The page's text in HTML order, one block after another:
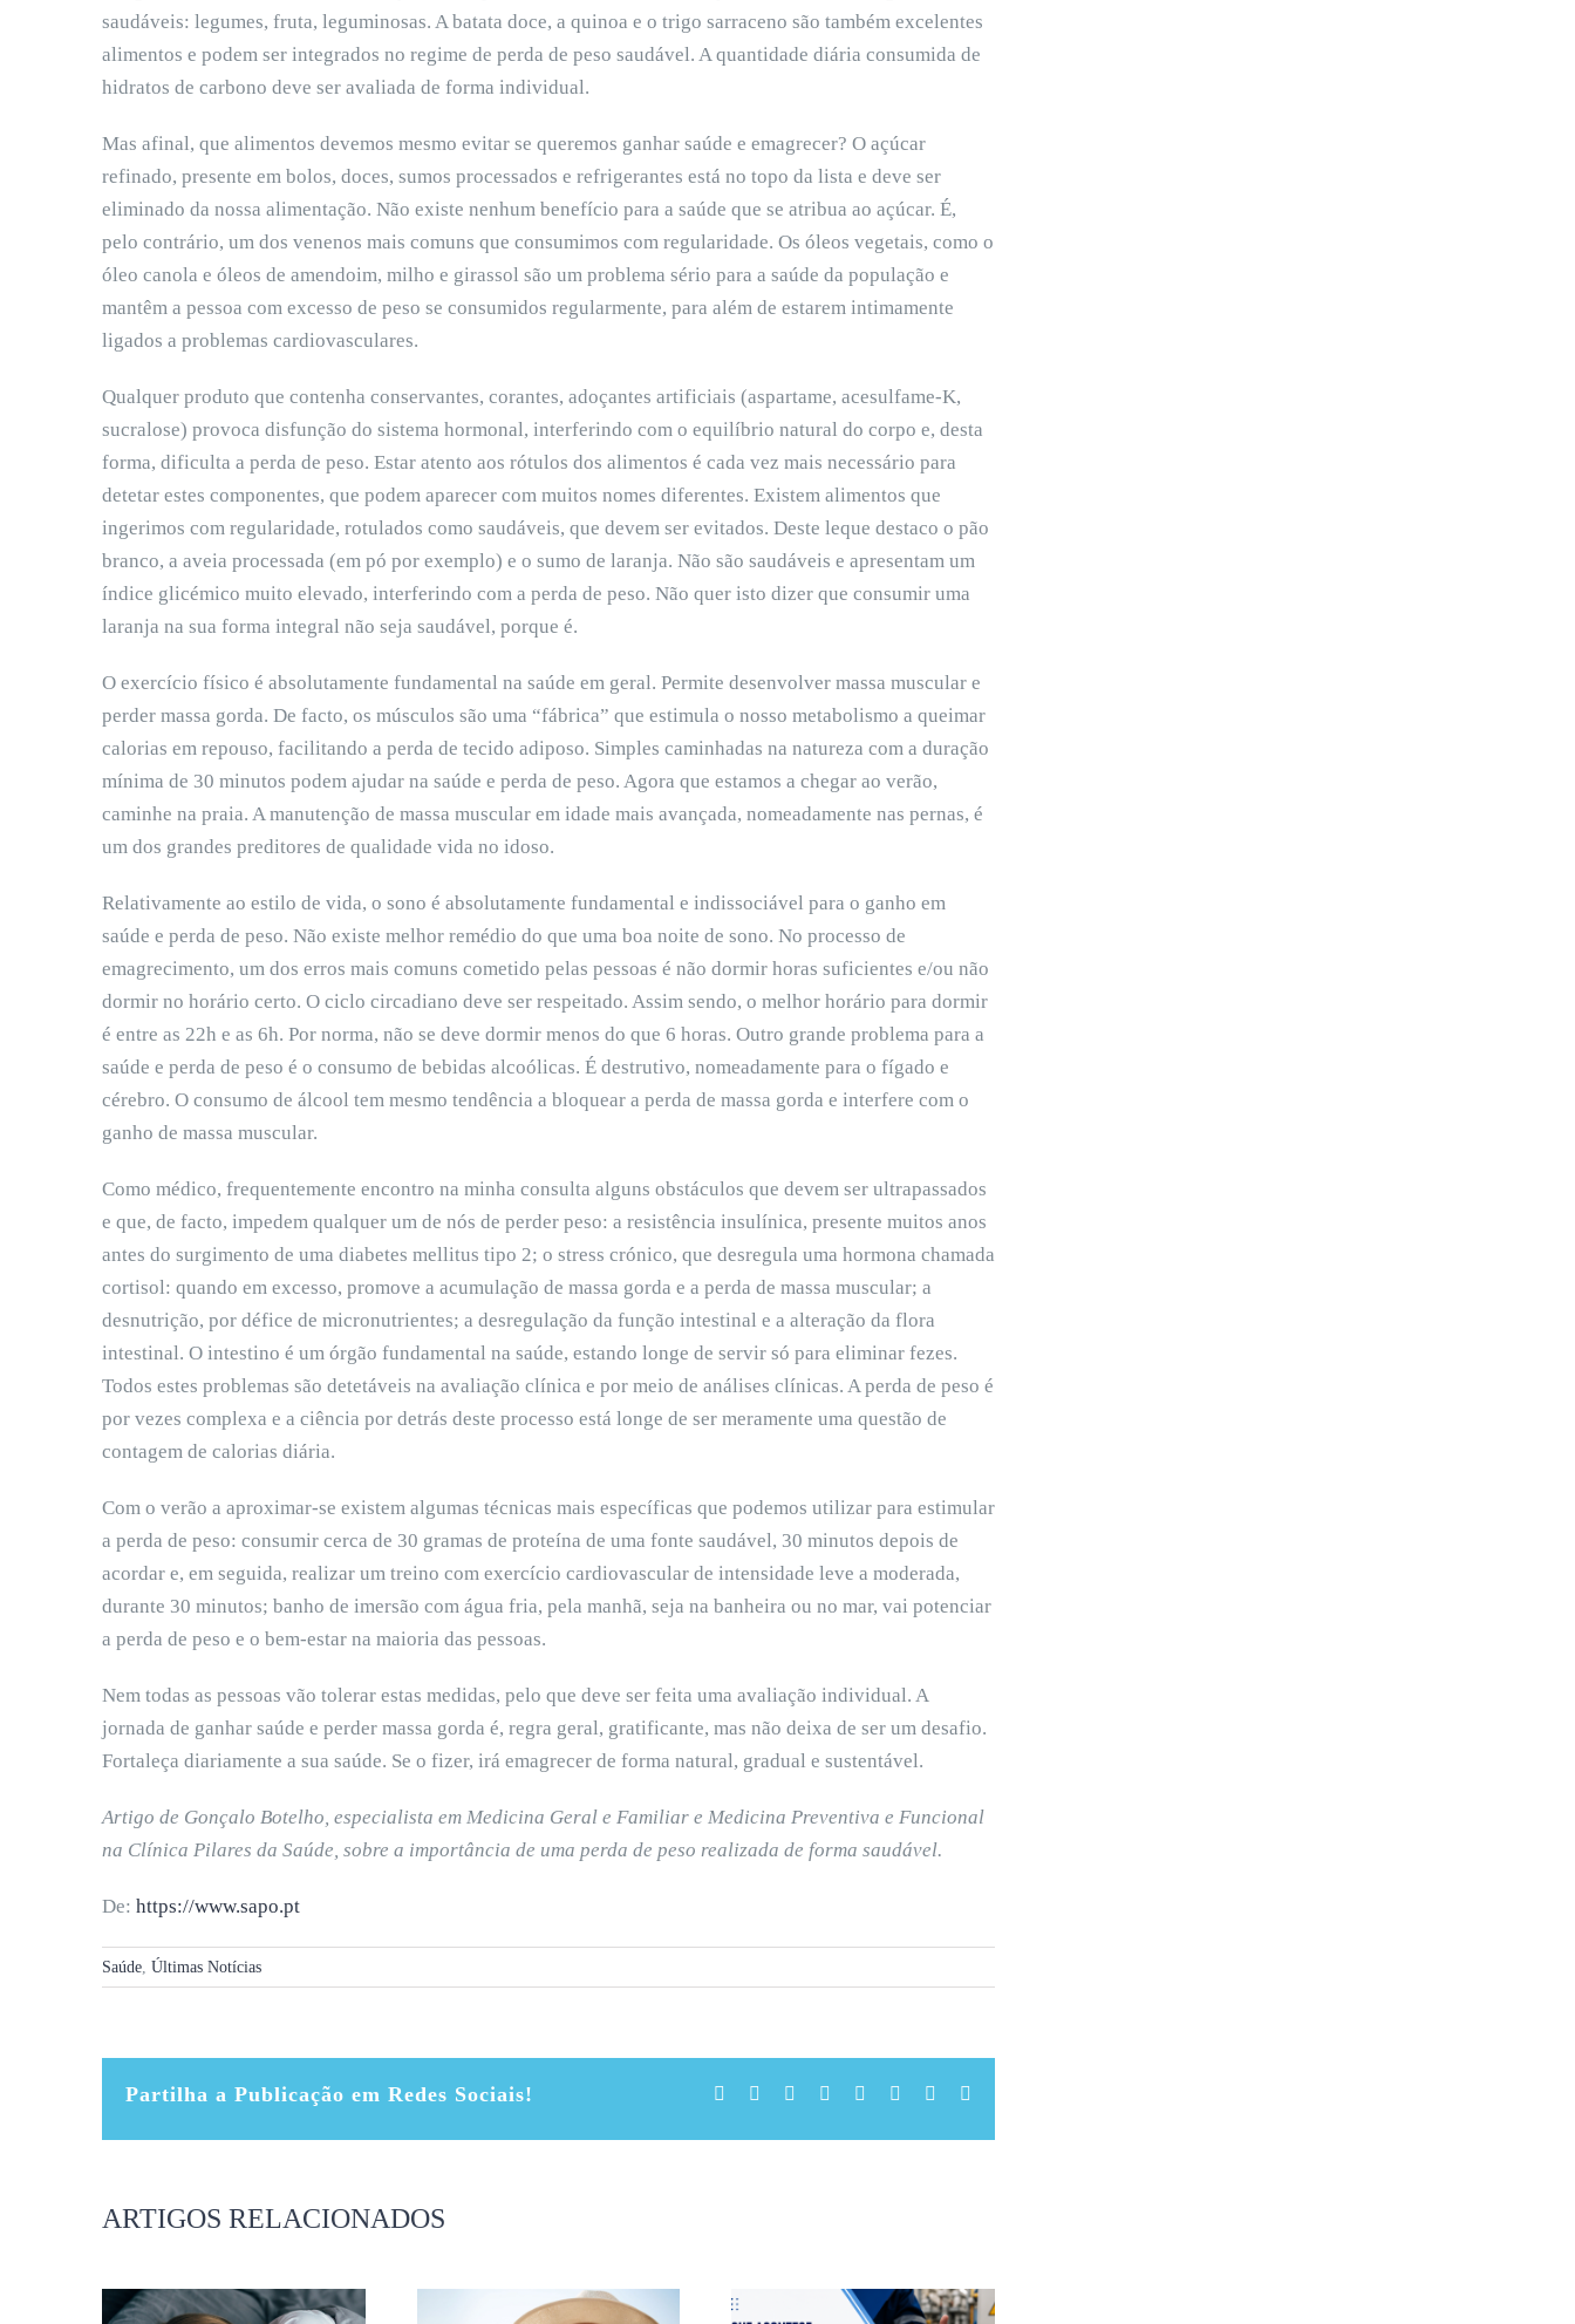
saudáveis: legumes, fruta, leguminosas. A batata doce, a quinoa e o trigo sarraceno são também excelentes
alimentos e podem ser integrados no regime de perda de peso saudável. A quantidade diária consumida de
hidratos de carbono deve ser avaliada de forma individual.
Mas afinal, que alimentos devemos mesmo evitar se queremos ganhar saúde e emagrecer? O açúcar
refinado, presente em bolos, doces, sumos processados e refrigerantes está no topo da lista e deve ser
eliminado da nossa alimentação. Não existe nenhum benefício para a saúde que se atribua ao açúcar. É,
pelo contrário, um dos venenos mais comuns que consumimos com regularidade. Os óleos vegetais, como o
óleo canola e óleos de amendoim, milho e girassol são um problema sério para a saúde da população e
mantêm a pessoa com excesso de peso se consumidos regularmente, para além de estarem intimamente
ligados a problemas cardiovasculares.
Qualquer produto que contenha conservantes, corantes, adoçantes artificiais (aspartame, acesulfame-K,
sucralose) provoca disfunção do sistema hormonal, interferindo com o equilíbrio natural do corpo e, desta
forma, dificulta a perda de peso. Estar atento aos rótulos dos alimentos é cada vez mais necessário para
detetar estes componentes, que podem aparecer com muitos nomes diferentes. Existem alimentos que
ingerimos com regularidade, rotulados como saudáveis, que devem ser evitados. Deste leque destaco o pão
branco, a aveia processada (em pó por exemplo) e o sumo de laranja. Não são saudáveis e apresentam um
índice glicémico muito elevado, interferindo com a perda de peso. Não quer isto dizer que consumir uma
laranja na sua forma integral não seja saudável, porque é.
O exercício físico é absolutamente fundamental na saúde em geral. Permite desenvolver massa muscular e
perder massa gorda. De facto, os músculos são uma “fábrica” que estimula o nosso metabolismo a queimar
calorias em repouso, facilitando a perda de tecido adiposo. Simples caminhadas na natureza com a duração
mínima de 30 minutos podem ajudar na saúde e perda de peso. Agora que estamos a chegar ao verão,
caminhe na praia. A manutenção de massa muscular em idade mais avançada, nomeadamente nas pernas, é
um dos grandes preditores de qualidade vida no idoso.
Relativamente ao estilo de vida, o sono é absolutamente fundamental e indissociável para o ganho em
saúde e perda de peso. Não existe melhor remédio do que uma boa noite de sono. No processo de
emagrecimento, um dos erros mais comuns cometido pelas pessoas é não dormir horas suficientes e/ou não
dormir no horário certo. O ciclo circadiano deve ser respeitado. Assim sendo, o melhor horário para dormir
é entre as 22h e as 6h. Por norma, não se deve dormir menos do que 6 horas. Outro grande problema para a
saúde e perda de peso é o consumo de bebidas alcoólicas. É destrutivo, nomeadamente para o fígado e
cérebro. O consumo de álcool tem mesmo tendência a bloquear a perda de massa gorda e interfere com o
ganho de massa muscular.
Como médico, frequentemente encontro na minha consulta alguns obstáculos que devem ser ultrapassados
e que, de facto, impedem qualquer um de nós de perder peso: a resistência insulínica, presente muitos anos
antes do surgimento de uma diabetes mellitus tipo 2; o stress crónico, que desregula uma hormona chamada
cortisol: quando em excesso, promove a acumulação de massa gorda e a perda de massa muscular; a
desnutrição, por défice de micronutrientes; a desregulação da função intestinal e a alteração da flora
intestinal. O intestino é um órgão fundamental na saúde, estando longe de servir só para eliminar fezes.
Todos estes problemas são detetáveis na avaliação clínica e por meio de análises clínicas. A perda de peso é
por vezes complexa e a ciência por detrás deste processo está longe de ser meramente uma questão de
contagem de calorias diária.
Com o verão a aproximar-se existem algumas técnicas mais específicas que podemos utilizar para estimular
a perda de peso: consumir cerca de 30 gramas de proteína de uma fonte saudável, 30 minutos depois de
acordar e, em seguida, realizar um treino com exercício cardiovascular de intensidade leve a moderada,
durante 30 minutos; banho de imersão com água fria, pela manhã, seja na banheira ou no mar, vai potenciar
a perda de peso e o bem-estar na maioria das pessoas.
Nem todas as pessoas vão tolerar estas medidas, pelo que deve ser feita uma avaliação individual. A
jornada de ganhar saúde e perder massa gorda é, regra geral, gratificante, mas não deixa de ser um desafio.
Fortaleça diariamente a sua saúde. Se o fizer, irá emagrecer de forma natural, gradual e sustentável.
Artigo de Gonçalo Botelho, especialista em Medicina Geral e Familiar e Medicina Preventiva e Funcional
na Clínica Pilares da Saúde, sobre a importância de uma perda de peso realizada de forma saudável.
De: https://www.sapo.pt
Saúde, Últimas Notícias
Partilha a Publicação em Redes Sociais! Facebook Reddit LinkedIn
TumblrPinterest
ARTIGOS RELACIONADOS